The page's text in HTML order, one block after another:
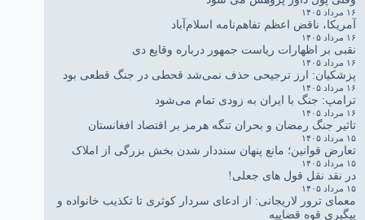
۱۶ مرداد ۱۴۰۵
آمریکا، ناقض اعظم تفاهم‌نامه اسلام‌آباد
۱۶ مرداد ۱۴۰۵
نقبی بر اظهارات ریاست جمهور درباره وقایع دی
۱۶ مرداد ۱۴۰۵
پزشکیان: ارز ترجیحی حذف نمی‌شد قحطی در جنگ قطعی بود
۱۶ مرداد ۱۴۰۵
ترامپ: جنگ با ایران به زودی تمام می‌شود
۱۶ مرداد ۱۴۰۵
تاثیر جنگ رمضان و بحران تنگه هرمز بر اقتصاد افغانستان
۱۵ مرداد ۱۴۰۵
تعارض قوانین؛ مانع پنهان سنددار شدن بخش بزرگی از املاک
۱۵ مرداد ۱۴۰۵
در نقد نقل قول های جعلی!
۱۵ مرداد ۱۴۰۵
معمای ترور لاریجانی: از ادعای سردار کوثری تا تکذیب خانواده و
پیگیری قوه قضاییه